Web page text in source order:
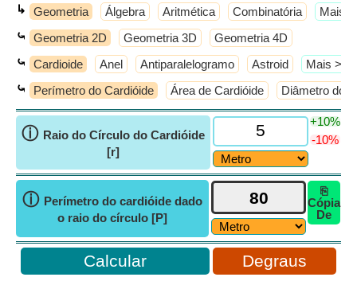
↳ Geometria Álgebra Aritmética Combinatória ​Mais
⤿ Geometria 2D Geometria 3D Geometria 4D
⤿ Cardioide Anel Antiparalelogramo Astroid ​Mais >>
⤿ Perímetro do Cardióide Área de Cardióide Diâmetro do
ⓘ Raio do Círculo do Cardióide
[r]
+10%
-10%
ⓘ Perímetro do cardióide dado
o raio do círculo [P]
⎘
Cópia
De
Degraus